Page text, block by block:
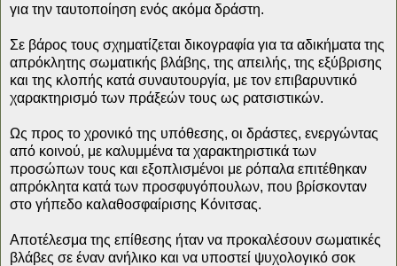
για την ταυτοποίηση ενός ακόμα δράστη.
Σε βάρος τους σχηματίζεται δικογραφία για τα αδικήματα της
απρόκλητης σωματικής βλάβης, της απειλής, της εξύβρισης
και της κλοπής κατά συναυτουργία, με τον επιβαρυντικό
χαρακτηρισμό των πράξεών τους ως ρατσιστικών.
Ως προς το χρονικό της υπόθεσης, οι δράστες, ενεργώντας
από κοινού, με καλυμμένα τα χαρακτηριστικά των
προσώπων τους και εξοπλισμένοι με ρόπαλα επιτέθηκαν
απρόκλητα κατά των προσφυγόπουλων, που βρίσκονταν
στο γήπεδο καλαθοσφαίρισης Κόνιτσας.
Αποτέλεσμα της επίθεσης ήταν να προκαλέσουν σωματικές
βλάβες σε έναν ανήλικο και να υποστεί ψυχολογικό σοκ